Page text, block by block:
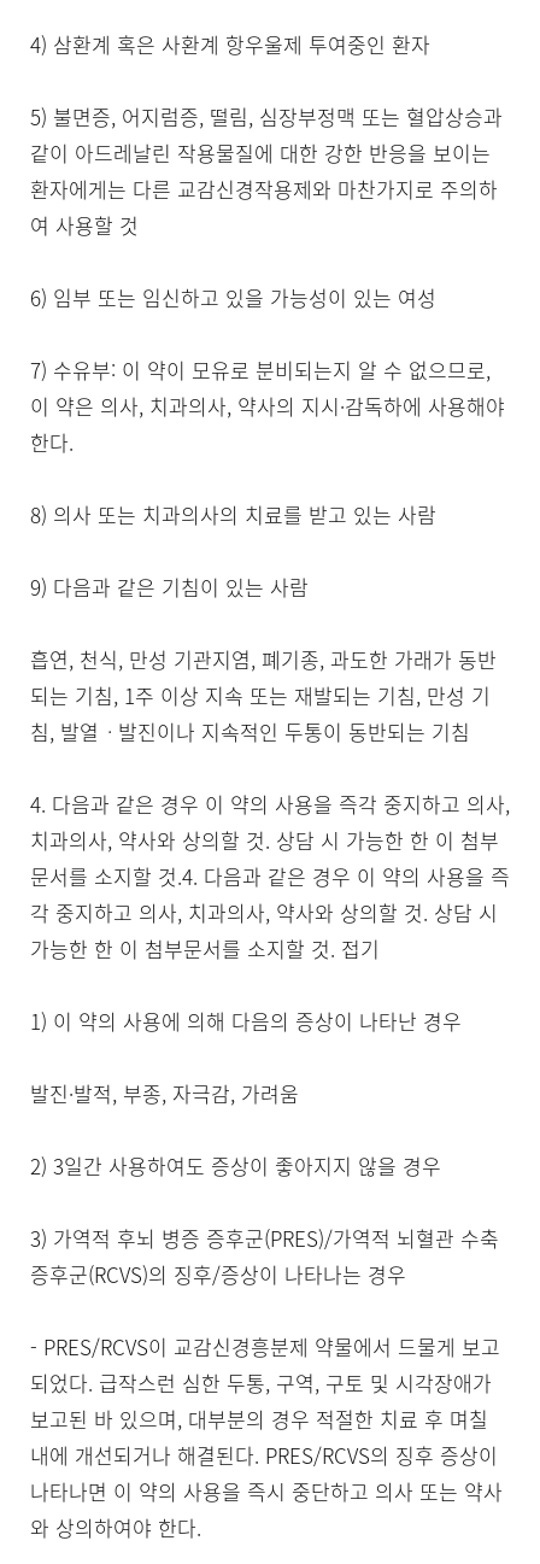
4) 삼환계 혹은 사환계 항우울제 투여중인 환자
5) 불면증, 어지럼증, 떨림, 심장부정맥 또는 혈압상승과
같이 아드레날린 작용물질에 대한 강한 반응을 보이는
환자에게는 다른 교감신경작용제와 마찬가지로 주의하
여 사용할 것
6) 임부 또는 임신하고 있을 가능성이 있는 여성
7) 수유부: 이 약이 모유로 분비되는지 알 수 없으므로,
이 약은 의사, 치과의사, 약사의 지시·감독하에 사용해야
한다.
8) 의사 또는 치과의사의 치료를 받고 있는 사람
9) 다음과 같은 기침이 있는 사람
흡연, 천식, 만성 기관지염, 폐기종, 과도한 가래가 동반
되는 기침, 1주 이상 지속 또는 재발되는 기침, 만성 기
침, 발열ㆍ발진이나 지속적인 두통이 동반되는 기침
4. 다음과 같은 경우 이 약의 사용을 즉각 중지하고 의사,
치과의사, 약사와 상의할 것. 상담 시 가능한 한 이 첨부
문서를 소지할 것.4. 다음과 같은 경우 이 약의 사용을 즉
각 중지하고 의사, 치과의사, 약사와 상의할 것. 상담 시
가능한 한 이 첨부문서를 소지할 것. 접기
1) 이 약의 사용에 의해 다음의 증상이 나타난 경우
발진·발적, 부종, 자극감, 가려움
2) 3일간 사용하여도 증상이 좋아지지 않을 경우
3) 가역적 후뇌 병증 증후군(PRES)/가역적 뇌혈관 수축
증후군(RCVS)의 징후/증상이 나타나는 경우
- PRES/RCVS이 교감신경흥분제 약물에서 드물게 보고
되었다. 급작스런 심한 두통, 구역, 구토 및 시각장애가
보고된 바 있으며, 대부분의 경우 적절한 치료 후 며칠
내에 개선되거나 해결된다. PRES/RCVS의 징후 증상이
나타나면 이 약의 사용을 즉시 중단하고 의사 또는 약사
와 상의하여야 한다.